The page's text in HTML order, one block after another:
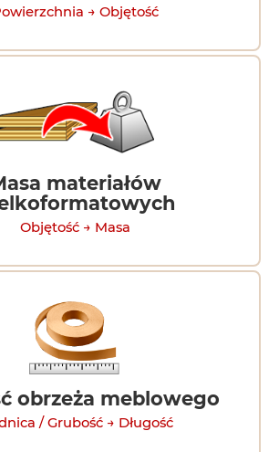
→ Objętość
materiałów
Objętość → Masa
obrzeża meblowego
/ Grubość → Długość